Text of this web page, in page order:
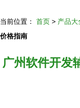
当前位置： 首页 > 产品大
价格指南
广州软件开发